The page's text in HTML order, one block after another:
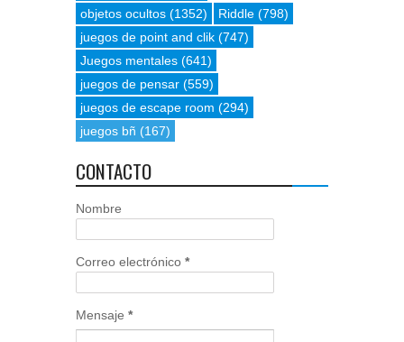
objetos ocultos (1352) Riddle (798)
juegos de point and clik (747)
Juegos mentales (641)
juegos de pensar (559)
juegos de escape room (294)
juegos bñ (167)
CONTACTO
Nombre
Correo electrónico *
Mensaje *